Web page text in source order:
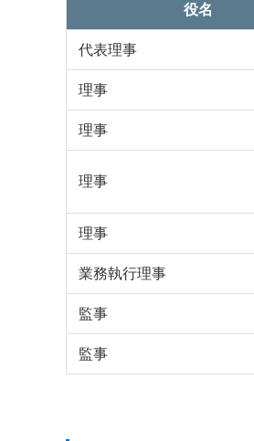
役名
代表理事
理事
理事
理事
理事
業務執行理事
監事
監事